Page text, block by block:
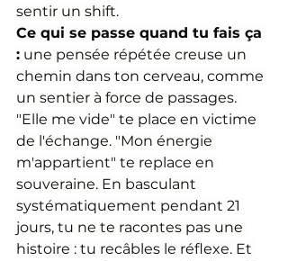
sentir un shift.
Ce qui se passe quand tu fais ça
: une pensée répétée creuse un
chemin dans ton cerveau, comme
un sentier à force de passages.
"Elle me vide" te place en victime
de l'échange. "Mon énergie
m'appartient" te replace en
souveraine. En basculant
systématiquement pendant 21
jours, tu ne te racontes pas une
histoire : tu recâbles le réflexe. Et